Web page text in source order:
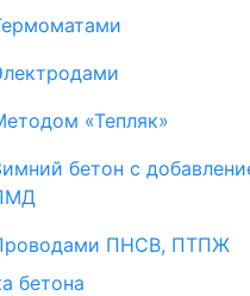
«Тепляк»
бетон с
ПНСВ, ПТПЖ
бетона